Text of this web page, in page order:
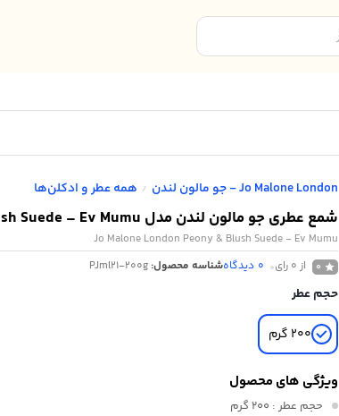
Jo Malone London - جو مالون لندن / همه عطر و ادکلن‌ها
شمع عطری جو مالون لندن مدل Peony & Blush Suede – Ev Mumu
Jo Malone London Peony & Blush Suede - Ev Mumu
0 از 0 رای 0 دیدگاهشناسه محصول:PJml21-200g
حجم عطر
200 گرم
ویژگی های محصول
حجم عطر : 200 گرم